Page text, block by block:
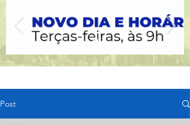
Post